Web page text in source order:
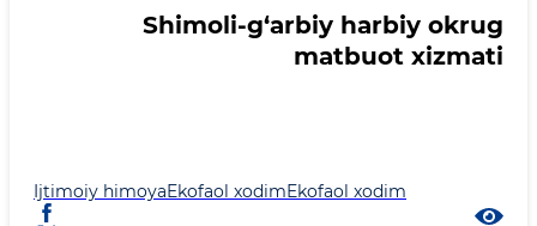
Shimoli-g‘arbiy harbiy okrug
matbuot xizmati
Ijtimoiy himoyaEkofaol xodimEkofaol xodim